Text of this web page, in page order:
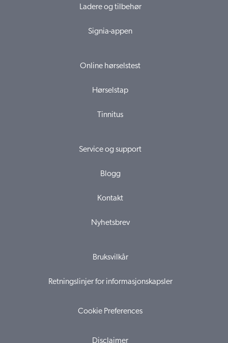
Ladere og tilbehør
Signia-appen
Online hørselstest
Hørselstap
Tinnitus
Service og support
Blogg
Kontakt
Nyhetsbrev
Bruksvilkår
Retningslinjer for informasjonskapsler
Cookie Preferences
Disclaimer